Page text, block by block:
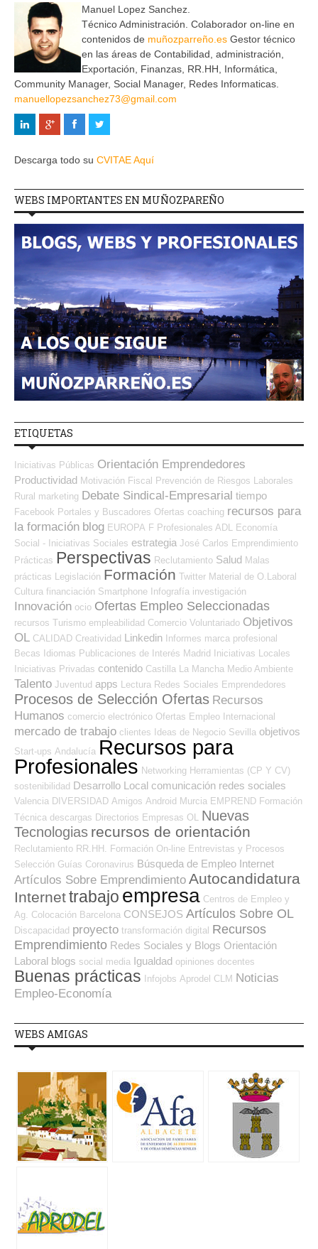
Manuel Lopez Sanchez.
Técnico Administración. Colaborador on-line en
contenidos de muñozparreño.es Gestor técnico
en las áreas de Contabilidad, administración,
Exportación, Finanzas, RR.HH, Informática,
Community Manager, Social Manager, Redes Informaticas.
manuellopezsanchez73@gmail.com
Descarga todo su CVITAE Aquí
WEBS IMPORTANTES EN MUÑOZPAREÑO
ETIQUETAS
Iniciativas Públicas Orientación Emprendedores
Productividad Motivación Fiscal Prevención de Riesgos Laborales
Rural marketing Debate Sindical-Empresarial tiempo
Facebook Portales y Buscadores Ofertas coaching recursos para
la formación blog EUROPA F Profesionales ADL
Economía
Social - Iniciativas Sociales estrategia José Carlos Emprendimiento
Prácticas Perspectivas Reclutamiento Salud Malas
prácticas Legislación Formación Twitter Material de O.Laboral
Cultura financiación Smartphone Infografía investigación
Innovación ocio Ofertas Empleo Seleccionadas
recursos Turismo empleabilidad Comercio Voluntariado Objetivos
OL CALIDAD Creatividad Linkedin Informes marca profesional
Becas Idiomas Publicaciones de Interés Madrid Iniciativas Locales
Iniciativas Privadas contenido Castilla La Mancha Medio Ambiente
Talento Juventud apps Lectura Redes Sociales Emprendedores
Procesos de Selección Ofertas Recursos
Humanos comercio electrónico Ofertas Empleo Internacional
mercado de trabajo clientes Ideas de Negocio Sevilla objetivos
Start-ups Andalucía Recursos para
Profesionales Networking Herramientas (CP Y CV)
sostenibilidad Desarrollo Local comunicación redes sociales
Valencia DIVERSIDAD Amigos Android Murcia EMPREND Formación
Técnica descargas Directorios Empresas OL
Nuevas
Tecnologias recursos de orientación
Reclutamiento RR.HH. Formación On-line Entrevistas y Procesos
Selección Guías Coronavirus Búsqueda de Empleo Internet
Artículos Sobre Emprendimiento Autocandidatura
Internettrabajo empresa Centros de Empleo y
Ag. Colocación Barcelona CONSEJOS Artículos Sobre OL
Discapacidad proyecto transformación digital Recursos
Emprendimiento Redes Sociales y Blogs Orientación
Laboral blogs social media Igualdad opiniones docentes
Buenas prácticas Infojobs Aprodel CLM Noticias
Empleo-Economía
WEBS AMIGAS